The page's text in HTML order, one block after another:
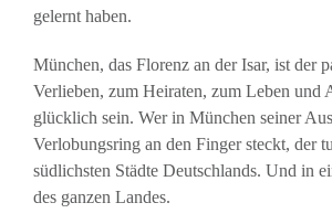
gelernt haben.
München, das Florenz an der Isar, ist der
Verlieben, zum Heiraten, zum Leben und
glücklich sein. Wer in München seiner
Verlobungsring an den Finger steckt, der
südlichsten Städte Deutschlands. Und in
des ganzen Landes.